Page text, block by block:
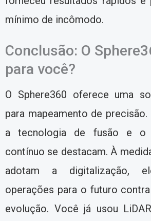
mínimo de incômodo.
Conclusão: O
para você?
O Sphere360 oferece uma
para mapeamento de precisão.
a tecnologia de fusão e o
contínuo se destacam. À
adotam a digitalização,
operações para o futuro
evolução. Você já usou